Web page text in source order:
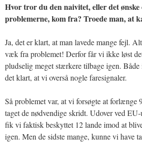
Hvor tror du den naivitet, eller det
problemerne, kom fra? Troede man, at
Ja, det er klart, at man lavede mange fejl.
væk fra problemet! Derfor får vi ikke løst
pludselig meget stærkere tilbage igen.
det klart, at vi overså nogle faresignaler.
Så problemet var, at vi forsøgte at forlænge
taget de nødvendige skridt. Udover ved
fik vi faktisk beskyttet 12 lande imod at
igen. Men de sidste mange, kunne vi have